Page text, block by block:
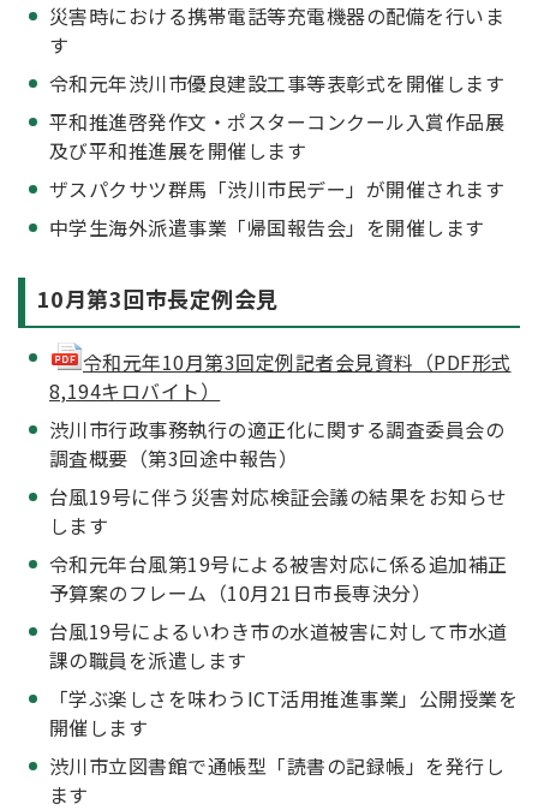
災害時における携帯電話等充電機器の配備を行いま
す
令和元年渋川市優良建設工事等表彰式を開催します
平和推進啓発作文・ポスターコンクール入賞作品展
及び平和推進展を開催します
ザスパクサツ群馬「渋川市民デー」が開催されます
中学生海外派遣事業「帰国報告会」を開催します
10月第3回市長定例会見
令和元年10月第3回定例記者会見資料（PDF形式
8,194キロバイト）
渋川市行政事務執行の適正化に関する調査委員会の
調査概要（第3回途中報告）
台風19号に伴う災害対応検証会議の結果をお知らせ
します
令和元年台風第19号による被害対応に係る追加補正
予算案のフレーム（10月21日市長専決分）
台風19号によるいわき市の水道被害に対して市水道
課の職員を派遣します
「学ぶ楽しさを味わうICT活用推進事業」公開授業を
開催します
渋川市立図書館で通帳型「読書の記録帳」を発行し
ます